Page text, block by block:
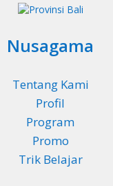
Nusagama
Tentang Kami
Profil
Program
Promo
Trik Belajar